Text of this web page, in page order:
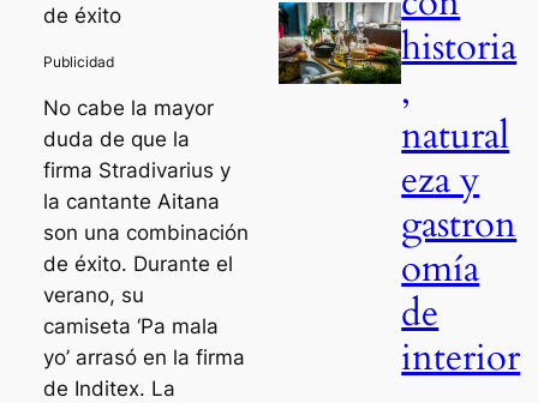
de éxito
No cabe la mayor
duda de que la
firma Stradivarius y
la cantante Aitana
son una combinación
de éxito. Durante el
verano, su
camiseta ‘Pa mala
yo’ arrasó en la firma
de Inditex. La
historia
,
natural
eza y
gastron
omía
de
interior